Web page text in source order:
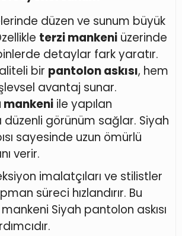
düzen ve sunum büyük
terzi mankeni üzerinde
detaylar fark yaratır.
bir pantolon askısı, hem
avantaj sunar.
ile yapılan
görünüm sağlar. Siyah
sayesinde uzun ömürlü
verir.
imalatçıları ve stilistler
süreci hızlandırır. Bu
Siyah pantolon askısı